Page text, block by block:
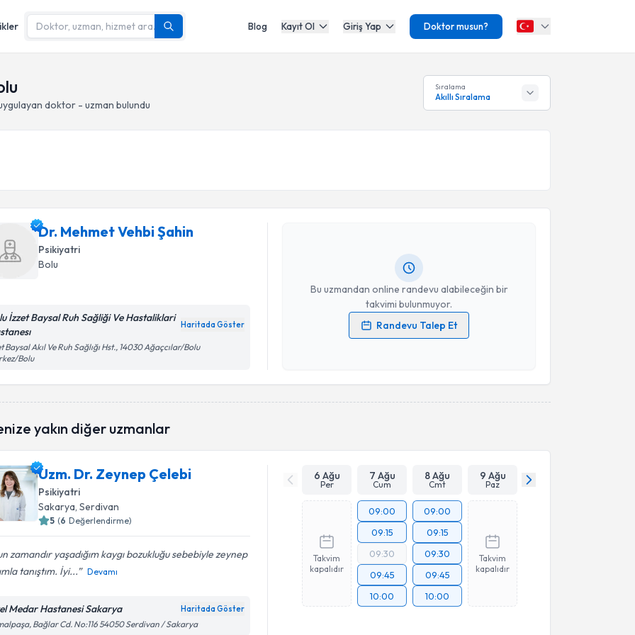
Blog Kayıt Ol Giriş Yap Doktor musun?
doktor - uzman bulundu
Sıralama
Akıllı Sıralama
Dr. Mehmet Vehbi Şahin
Psikiyatri
Bolu
İzzet Baysal Ruh Sağliği Ve Hastaliklari
Haritada Göster
Baysal Akıl Ve Ruh Sağlığı Hst., 14030 Ağaçcılar/Bolu
Bolu
Bu uzmandan online randevu alabileceğin bir
takvimi bulunmuyor.
Randevu Talep Et
Kişisel verilerimin işlenmesine ilişkinAydınlatma Metni
yakın diğer uzmanlar
Uzm. Dr. Zeynep Çelebi
Psikiyatri
Sakarya, Serdivan
5 (6 Değerlendirme)
zamandır yaşadığım kaygı bozukluğu sebebiyle zeynep
tanıştım. İyi...
Devamı
Medar Hastanesi Sakarya Haritada Göster
Bağlar Cd. No:116 54050 Serdivan / Sakarya
6 Ağu
Per
7 Ağu
Cum
8 Ağu
Cmt
9 Ağu
Paz
Takvim
kapalıdır
09:00
09:15
09:30
09:45
10:00
09:00
09:15
09:30
09:45
10:00
Takvim
kapalıdır